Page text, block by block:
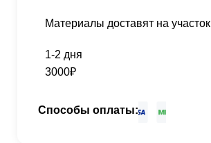
Материалы доставят на участок
1-2 дня
3000₽
Способы оплаты: